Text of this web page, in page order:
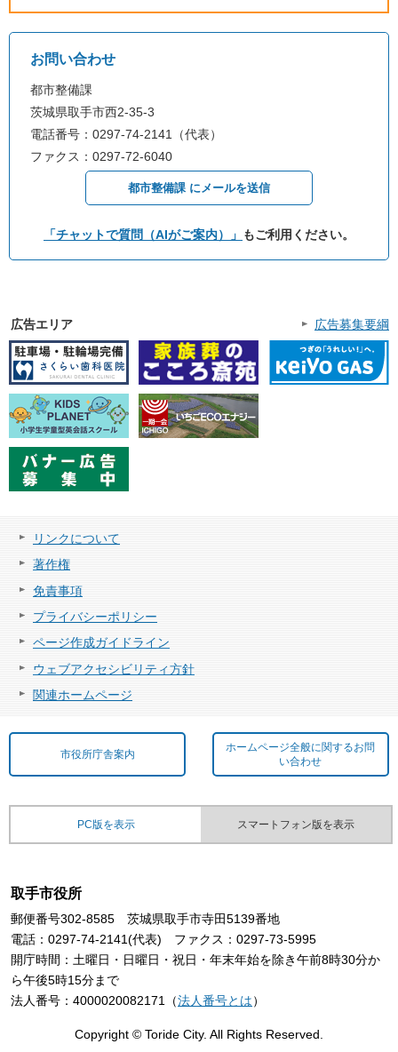
お問い合わせ
都市整備課
茨城県取手市西2-35-3
電話番号：0297-74-2141（代表）
ファクス：0297-72-6040
都市整備課 にメールを送信
「チャットで質問（AIがご案内）」 もご利用ください。
広告エリア 広告募集要綱
リンクについて
著作権
免責事項
プライバシーポリシー
ページ作成ガイドライン
ウェブアクセシビリティ方針
関連ホームページ
市役所庁舎案内
ホームページ全般に関するお問
い合わせ
PC版を表示 スマートフォン版を表示
取手市役所
郵便番号302-8585 茨城県取手市寺田5139番地
電話：0297-74-2141(代表) ファクス：0297-73-5995
開庁時間：土曜日・日曜日・祝日・年末年始を除き午前8時30分か
ら午後5時15分まで
法人番号：4000020082171（法人番号とは）
Copyright © Toride City. All Rights Reserved.